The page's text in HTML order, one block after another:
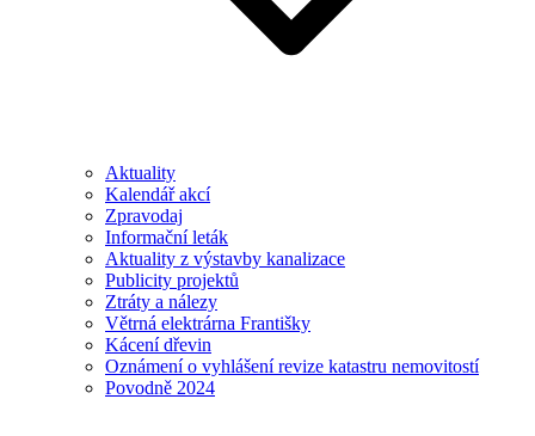
Aktuality
Kalendář akcí
Zpravodaj
Informační leták
Aktuality z výstavby kanalizace
Publicity projektů
Ztráty a nálezy
Větrná elektrárna Františky
Kácení dřevin
Oznámení o vyhlášení revize katastru nemovitostí
Povodně 2024